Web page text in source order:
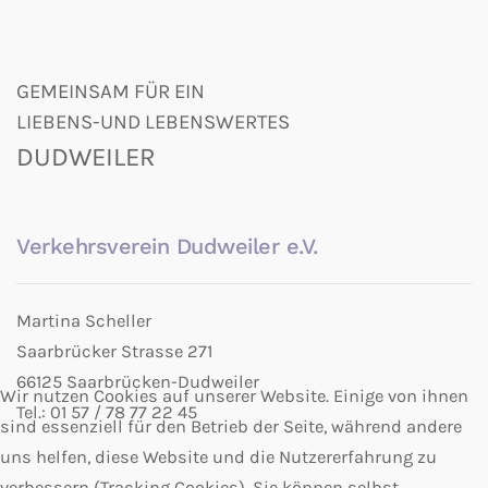
GEMEINSAM FÜR EIN
LIEBENS-UND LEBENSWERTES
DUDWEILER
Verkehrsverein Dudweiler e.V.
Martina Scheller
Saarbrücker Strasse 271
66125 Saarbrücken-Dudweiler
Tel.: 01 57 / 78 77 22 45
Wir nutzen Cookies auf unserer Website. Einige von ihnen
sind essenziell für den Betrieb der Seite, während andere
uns helfen, diese Website und die Nutzererfahrung zu